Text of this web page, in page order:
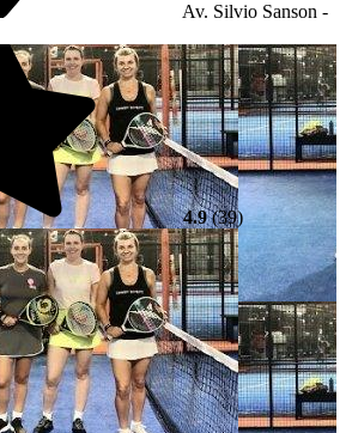
Av. Silvio Sanson -
4.9(39)